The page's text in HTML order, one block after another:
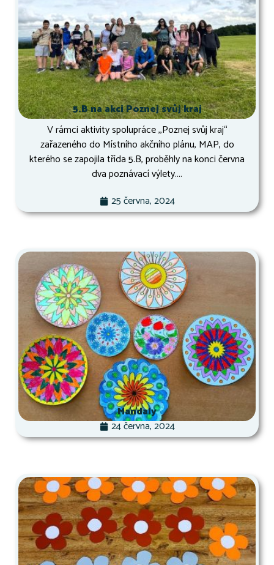
5.B na akci Poznej svůj kraj
V rámci aktivity spolupráce ,,Poznej svůj kraj“
zařazeného do Místního akčního plánu, MAP, do
kterého se zapojila třída 5.B, proběhly na konci června
dva poznávací výlety....
25 června, 2024
Mandaly
24 června, 2024